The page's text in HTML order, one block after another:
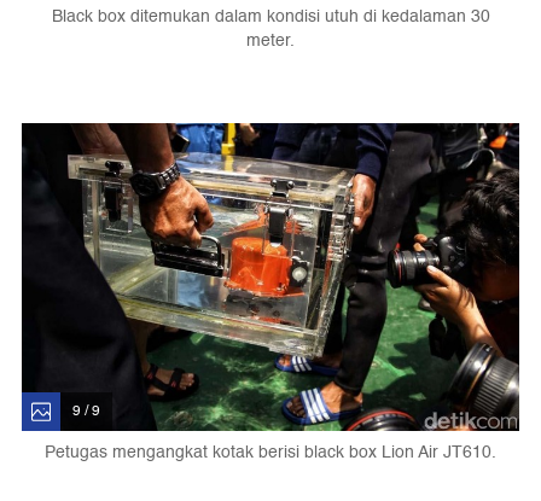
Black box ditemukan dalam kondisi utuh di kedalaman 30
meter.
9 / 9
Petugas mengangkat kotak berisi black box Lion Air JT610.